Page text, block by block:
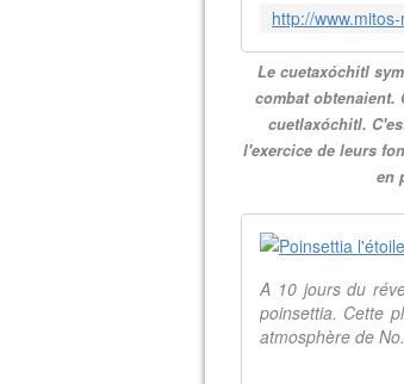
Le cuetaxóchitl
combat obtenaient.
cuetlaxóchitl.
l'exercice de leurs
en
A 10 jours du
poinsettia. Cette
atmosphère de